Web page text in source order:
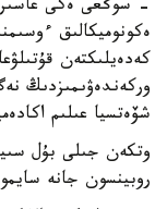
- سوڭعى ەكى
ەكونوميكالىق
كەدەيلىكتەن
وركەندەۋىمىزدىڭ
شۆەتسيا عىلىم
وتكەن جىلى بۇل
روبينسون جانە